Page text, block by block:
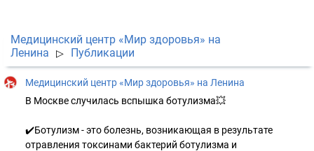
Медицинский центр «Мир здоровья» на
Ленина
▷ Публикации
Медицинский центр «Мир здоровья» на Ленина
В Москве случилась вспышка ботулизма💥
✔️Ботулизм - это болезнь, возникающая в результате
отравления токсинами бактерий ботулизма и